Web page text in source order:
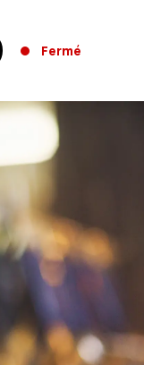
Fermé